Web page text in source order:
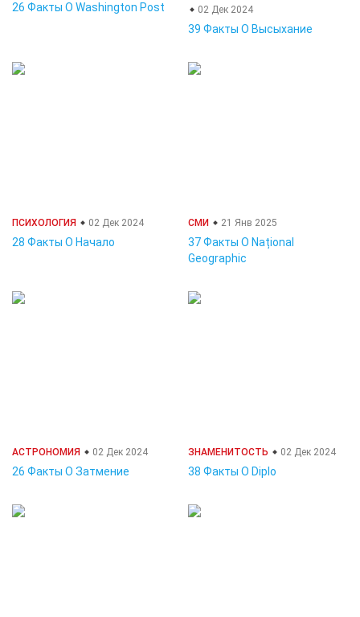
26 Факты О Washington Post
02 Дек 2024
39 Факты О Высыхание
ПСИХОЛОГИЯ 02 Дек 2024
28 Факты О Начало
СМИ 21 Янв 2025
37 Факты О Național
Geographic
АСТРОНОМИЯ 02 Дек 2024
26 Факты О Затмение
ЗНАМЕНИТОСТЬ 02 Дек 2024
38 Факты О Diplo